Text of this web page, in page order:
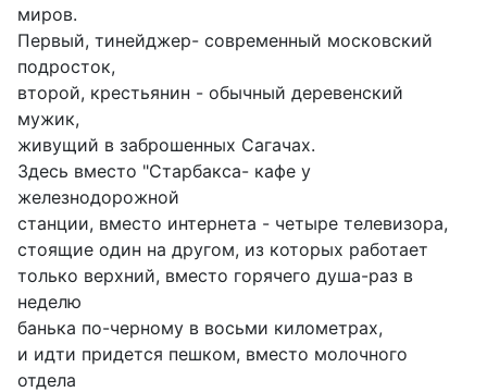
миров.
Первый, тинейджер- современный московский
подросток,
второй, крестьянин - обычный деревенский
мужик,
живущий в заброшенных Сагачах.
Здесь вместо "Старбакса- кафе у
железнодорожной
станции, вместо интернета - четыре телевизора,
стоящие один на другом, из которых работает
только верхний, вместо горячего душа-раз в
неделю
банька по-черному в восьми километрах,
и идти придется пешком, вместо молочного
отдела